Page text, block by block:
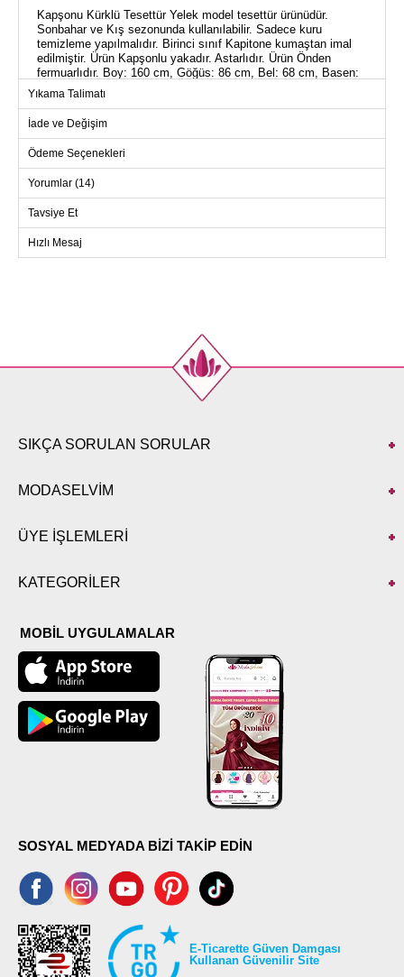
Kapşonu Kürklü Tesettür Yelek model tesettür ürünüdür.
Sonbahar ve Kış sezonunda kullanılabilir. Sadece kuru
temizleme yapılmalıdır. Birinci sınıf Kapitone kumaştan imal
edilmiştir. Ürün Kapşonlu yakadır. Astarlıdır. Ürün Önden
fermuarlıdır. Boy: 160 cm, Göğüs: 86 cm, Bel: 68 cm, Basen:
95 cm, Kilo: 52 kg. Kürk ürüne dikilidir. Kapşon ürüne dahildir,
isteğe bağlı kullanılmayabilir. Cep mevcuttur.
YELEK BEDEN ÖLÇÜLERİ
(CM)
Beden
Göğüs
Boy
38
96
97
Yıkama Talimatı
İade ve Değişim
Ödeme Seçenekleri
Yorumlar (14)
Tavsiye Et
Hızlı Mesaj
SIKÇA SORULAN SORULAR
MODASELVİM
ÜYE İŞLEMLERİ
KATEGORİLER
MOBİL UYGULAMALAR
SOSYAL MEDYADA BİZİ TAKİP EDİN
E-Ticarette Güven Damgası
Kullanan Güvenilir Site